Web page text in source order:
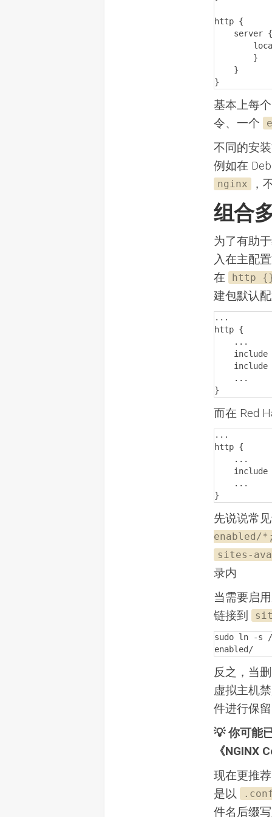
http {
}
基本上每
令、一个
不同的安
例如在
nginx ，
组合
为了有助
入在主配
在
http
建包默认
...
http {
}
而在 Red
...
http {
}
先说说常
enabled/
sites-
录内
当需要启
链接到
sudo ln -s
enabled/
反之，当
虚拟主机
件进行保
💡 你可能
《NGINX
现在更推
是以
件名后缀